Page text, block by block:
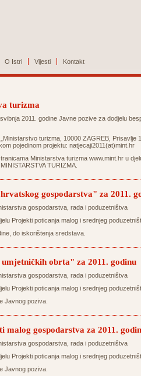
O Istri Vijesti Kontakt
turizma
2011. godine Javne pozive za dodjelu
turizma, 10000 ZAGREB, Prisavlje
pojedinom projektu: natjecaji2011(at)mint.hr
Ministarstva turizma www.mint.hr u
TURIZMA
gospodarstva" za 2011.
gospodarstva, rada i poduzetništva
Projekti poticanja malog i srednjeg
do iskorištenja sredstava.
obrta" za 2011. godinu
gospodarstva, rada i poduzetništva
Projekti poticanja malog i srednjeg
Javnog poziva.
gospodarstva za 2011.
gospodarstva, rada i poduzetništva
Projekti poticanja malog i srednjeg
Javnog poziva.